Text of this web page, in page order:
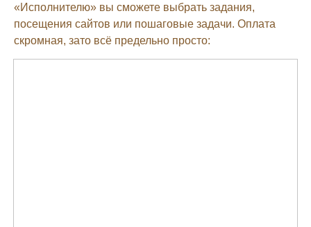
«Исполнителю» вы сможете выбрать задания,
посещения сайтов или пошаговые задачи. Оплата
скромная, зато всё предельно просто: